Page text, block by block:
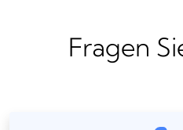
Fragen